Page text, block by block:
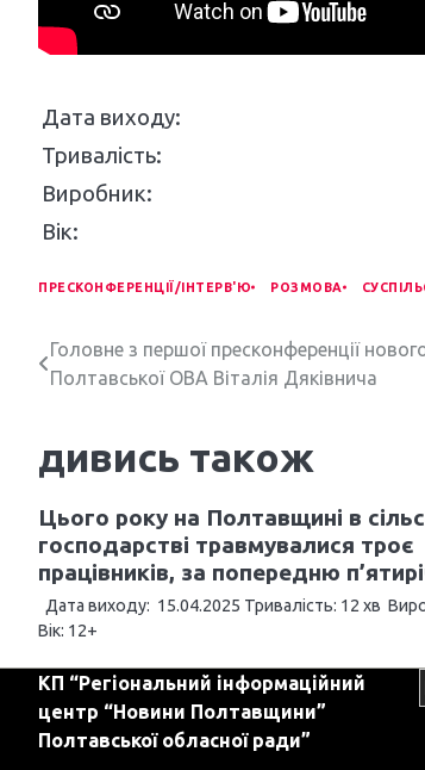
Дата виходу:
Тривалість:
Виробник:
Вік:
ПРЕСКОНФЕРЕНЦІЇ/ІНТЕРВ'Ю РОЗМОВА
Н
і
г
а
ц
я
з
Головне з першої пресконференції
Полтавської ОВА Віталія Дяківнича
дивись також
Цього року на Полтавщині в
господарстві травмувалися троє
працівників, за попередню
Дата виходу: 15.04.2025 Тривалість: 12 хв
Вік: 12+
КП “Регіональний інформаційний
центр “Новини Полтавщини”
Полтавської обласної ради”